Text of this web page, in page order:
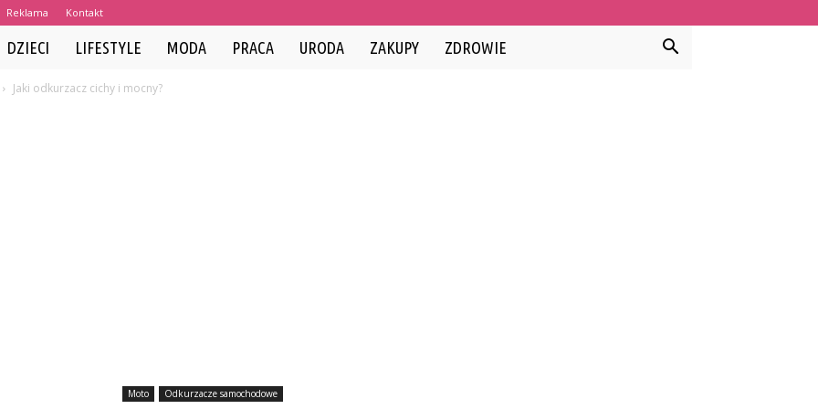
Reklama Kontakt
DZIECI LIFESTYLE MODA PRACA URODA ZAKUPY ZDROWIE
Jaki odkurzacz cichy i mocny?
Moto Odkurzacze samochodowe